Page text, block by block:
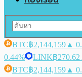
BTC฿2,144,159 ▲
0.44%
LINK฿270.62
BTC฿2,144,159 ▲